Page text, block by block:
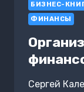
БИЗНЕС-
ФИНАНСЫ
Сергей